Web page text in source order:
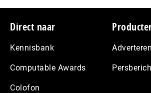
Footer
Direct naar
Kennisbank
Computable Awards
Colofon